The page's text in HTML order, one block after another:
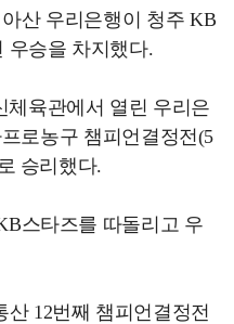
산 우리은행이 청주 KB
우승을 차지했다.
체육관에서 열린 우리은
로농구 챔피언결정전(5
승리했다.
스타즈를 따돌리고 우
12번째 챔피언결정전